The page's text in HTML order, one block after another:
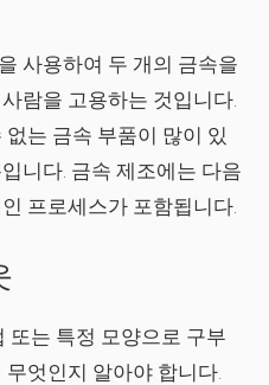
사용하여 두 개의 금속을
람을 고용하는 것입니다.
는 금속 부품이 많이 있
니다. 금속 제조에는 다음
프로세스가 포함됩니다.
또는 특정 모양으로 구부
엇인지 알아야 합니다.